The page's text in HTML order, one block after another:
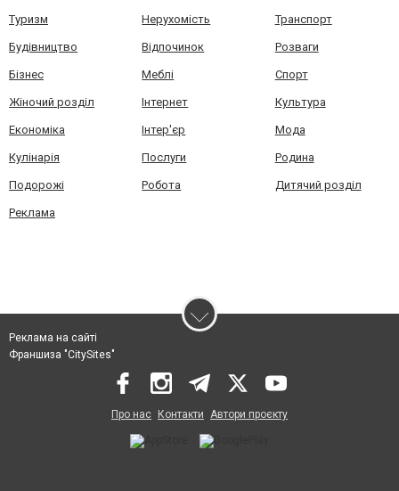
Туризм Нерухомість Транспорт
Будівництво Відпочинок Розваги
Бізнес Меблі Спорт
Жіночий розділ Інтернет Культура
Економіка Інтер'єр Мода
Кулінарія Послуги Родина
Подорожі Робота Дитячий розділ
Реклама
Реклама на сайті
Франшиза "CitySites"
Про нас Контакти Автори проєкту